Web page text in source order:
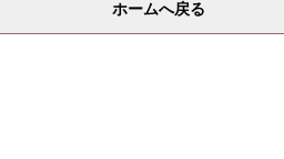
ホームへ戻る